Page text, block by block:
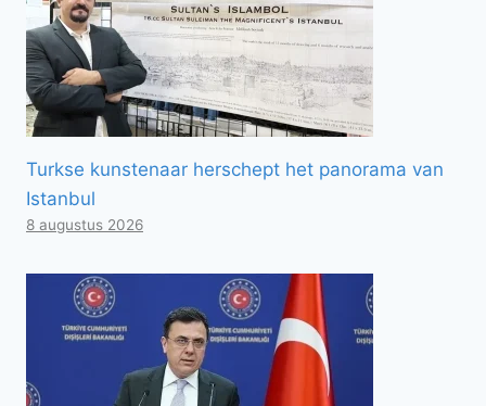
Turkse kunstenaar herschept het panorama van
Istanbul
8 augustus 2026